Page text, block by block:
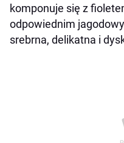
komponuje się z
odpowiednim
srebrna, delikatna i